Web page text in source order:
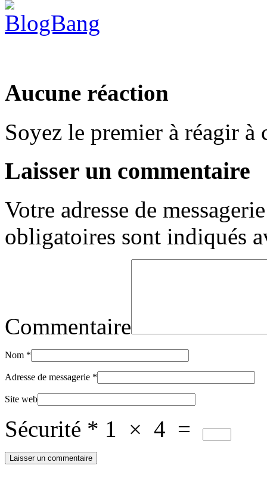
Aucune réaction
Soyez le premier à réagir à
Laisser un commentaire
Votre adresse de
obligatoires sont indiqués
Commentaire
Nom *
Adresse de messagerie *
Site web
Sécurité * 1 × 4 =